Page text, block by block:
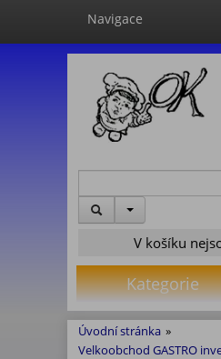
Navigace
V košíku
Kategorie
Úvodní stránka »
Velkoobchod GASTRO